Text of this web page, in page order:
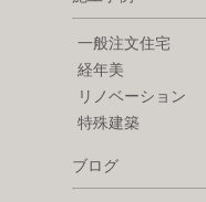
一般注文住宅
経年美
リノベーション
特殊建築
ブログ